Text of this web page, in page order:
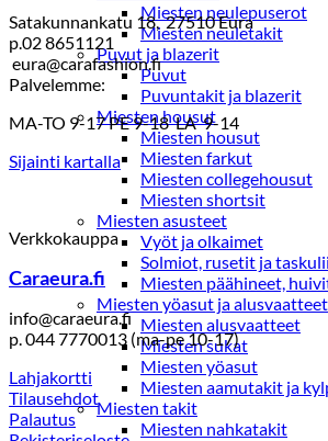
Miesten neulepuserot
Miesten neuletakit
Puvut ja blazerit
Puvut
Puvuntakit ja blazerit
Miesten housut
Miesten housut
Miesten farkut
Miesten collegehousut
Miesten shortsit
Miesten asusteet
Vyöt ja olkaimet
Solmiot, rusetit ja
Miesten päähineet,
Miesten yöasut ja alusvaatteet
Miesten alusvaatteet
Miesten sukat
Miesten yöasut
Miesten aamutakit ja
Miesten takit
Miesten nahkatakit
Satakunnankatu 18, 27510 Eura
p.02 8651121
eura@carafashion.fi
Palvelemme:
MA-TO 9-17 PE 9-18 LA 9-14
Sijainti kartalla
Verkkokauppa
Caraeura.fi
info@caraeura.fi
p. 044 7770013 (ma-pe 10-17)
Lahjakortti
Tilausehdot
Palautus